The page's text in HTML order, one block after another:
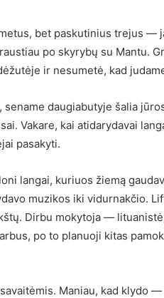
bet paskutinius trejus —
po skyrybų su Mantu.
ir nesumetė, kad
daugiabutyje šalia
Vakare, kai atidarydavai
pasakyti.
langai, kuriuos žiemą
muzikos iki vidurnakčio.
Dirbu mokytoja —
po to planuoji kitas
Maniau, kad klydo
susirašinėjau su
o kai pagaliau
labai nustebau